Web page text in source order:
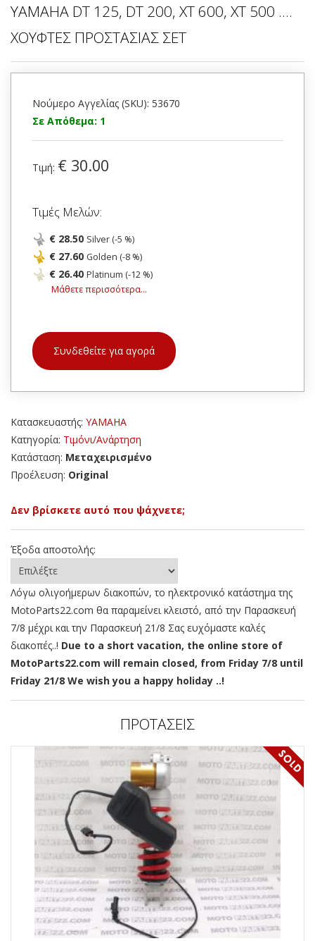
ΥΑΜΑΗΑ DT 125, DT 200, XT 600, XT 500 ....
ΧΟΥΦΤΕΣ ΠΡΟΣΤΑΣΙΑΣ ΣΕΤ
Νούμερο Αγγελίας (SKU): 53670
Σε Απόθεμα: 1
Τιμή: € 30.00
Τιμές Μελών:
€ 28.50 Silver (-5 %)
€ 27.60 Golden (-8 %)
€ 26.40 Platinum (-12 %)
Μάθετε περισσότερα...
Συνδεθείτε για αγορά
Κατασκευαστής: YAMAHA
Κατηγορία: Τιμόνι/Ανάρτηση
Κατάσταση: Μεταχειρισμένο
Προέλευση: Original
Δεν βρίσκετε αυτό που ψάχνετε;
Έξοδα αποστολής:
Λόγω ολιγοήμερων διακοπών, το ηλεκτρονικό κατάστημα της
MotoParts22.com θα παραμείνει κλειστό, από την Παρασκευή
7/8 μέχρι και την Παρασκευή 21/8 Σας ευχόμαστε καλές
διακοπές..! Due to a short vacation, the online store of
MotoParts22.com will remain closed, from Friday 7/8 until
Friday 21/8 We wish you a happy holiday ..!
ΠΡΟΤΑΣΕΙΣ